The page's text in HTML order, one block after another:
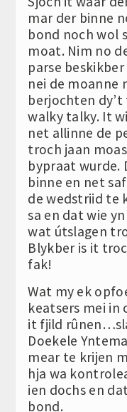
mar der binne
bond noch wol
moat. Nim no
parse
nei de moanne
berjochten
walky talky. It
net allinne de
troch jaan
bypraat wurde.
binne en net
de wedstriid te
sa en dat wie
wat útslagen
Blykber is it
fak!
Wat my ek
keatsers mei
it fjild
Doekele
mear te krijen
hja wa
ien dochs en
bond.